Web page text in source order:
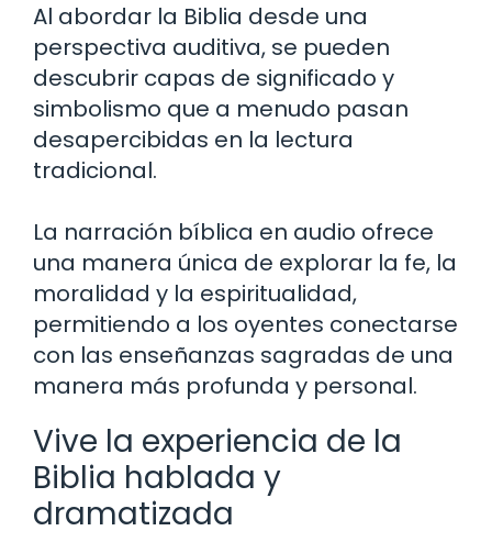
Al abordar la Biblia desde una
perspectiva auditiva, se pueden
descubrir capas de significado y
simbolismo que a menudo pasan
desapercibidas en la lectura
tradicional.
La narración bíblica en audio ofrece
una manera única de explorar la fe, la
moralidad y la espiritualidad,
permitiendo a los oyentes conectarse
con las enseñanzas sagradas de una
manera más profunda y personal.
Vive la experiencia de la
Biblia hablada y
dramatizada